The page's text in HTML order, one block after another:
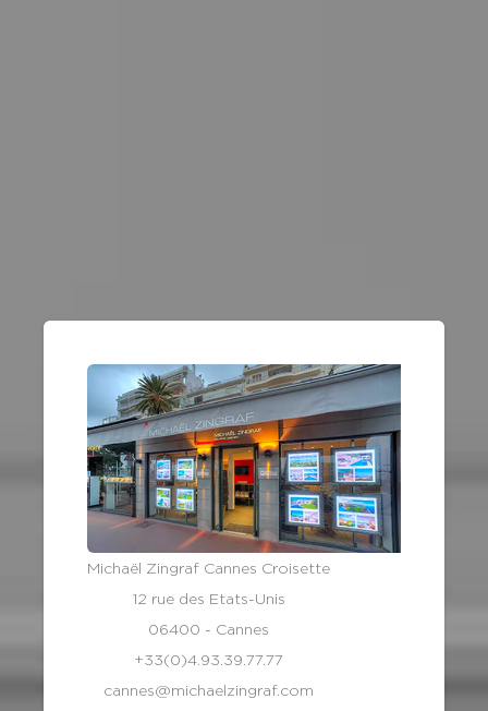
Michaël Zingraf Cannes Croisette
12 rue des Etats-Unis
06400 - Cannes
+33(0)4.93.39.77.77
cannes@michaelzingraf.com